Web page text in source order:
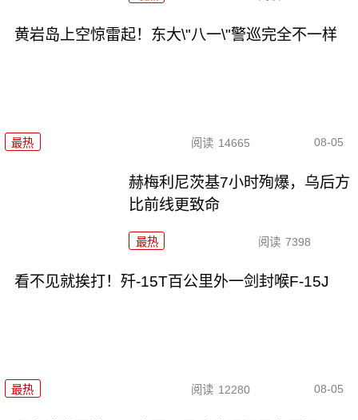
黄岩岛上空惊雷起！东大\"八一\"警巡完全不一样
最热 阅读 14665 08-05
赫梅利尼茨基7小时殉爆，乌后方
比前线更致命
最热 阅读 7398
看不见就挨打！歼-15T百公里外一剑封喉F-15J
最热 阅读 12280 08-05